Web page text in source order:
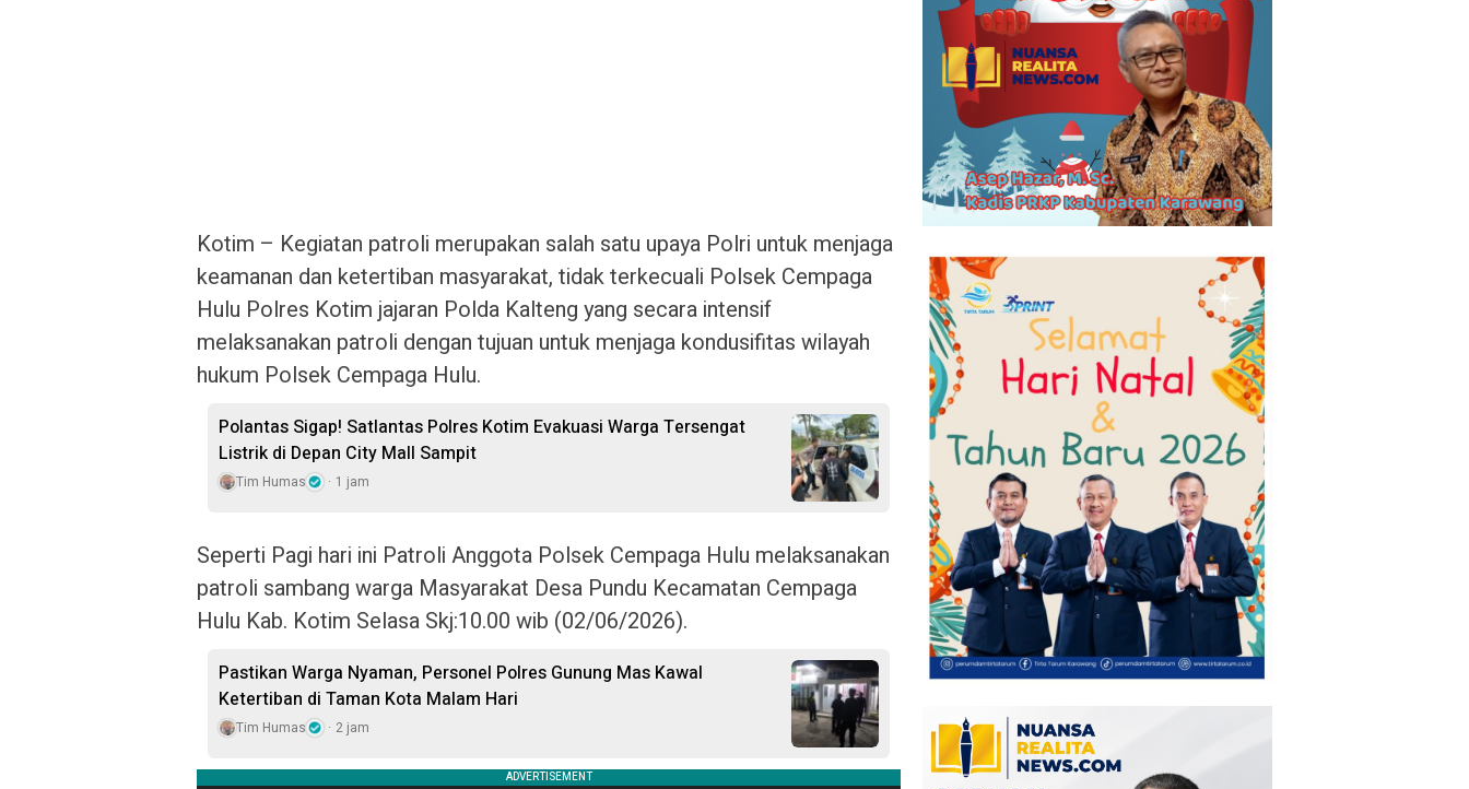
Kotim – Kegiatan patroli merupakan salah satu upaya Polri untuk menjaga
keamanan dan ketertiban masyarakat, tidak terkecuali Polsek Cempaga
Hulu Polres Kotim jajaran Polda Kalteng yang secara intensif
melaksanakan patroli dengan tujuan untuk menjaga kondusifitas wilayah
hukum Polsek Cempaga Hulu.
Polantas Sigap! Satlantas Polres Kotim Evakuasi Warga Tersengat
Listrik di Depan City Mall Sampit
Tim Humas 1 jam
Seperti Pagi hari ini Patroli Anggota Polsek Cempaga Hulu melaksanakan
patroli sambang warga Masyarakat Desa Pundu Kecamatan Cempaga
Hulu Kab. Kotim Selasa Skj:10.00 wib (02/06/2026).
Pastikan Warga Nyaman, Personel Polres Gunung Mas Kawal
Ketertiban di Taman Kota Malam Hari
Tim Humas 2 jam